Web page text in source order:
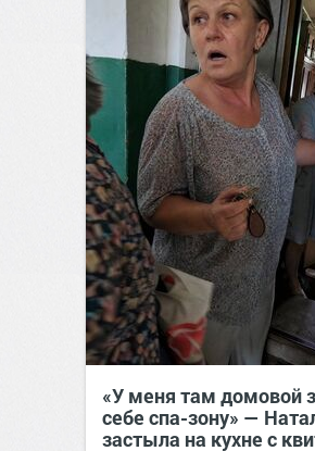
«У меня там домовой
себе спа-зону» —
застыла на кухне с